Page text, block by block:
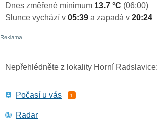
Dnes změřené minimum 13.7 °C (06:00)
Slunce vychází v 05:39 a zapadá v 20:24
Nepřehlédněte z lokality Horní Radslavice:
Počasí u vás 1
Radar